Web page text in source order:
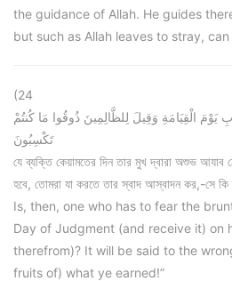
the guidance of Allah. He guides
but such as Allah leaves to stray,
(24
الْقِيَامَةِ وَقِيلَ لِلظَّالِمِينَ ذُوقُوا مَا كُنتُمْ
تَكْسِبُونَ
যে ব্যক্তি কেয়ামতের দিন তার মুখ দ্বারা অশুভ আযাব
হবে, তোমরা যা করতে তার স্বাদ আস্বাদন কর,-সে
Is, then, one who has to fear the
Day of Judgment (and receive it) on
therefrom)? It will be said to the
fruits of) what ye earned!”